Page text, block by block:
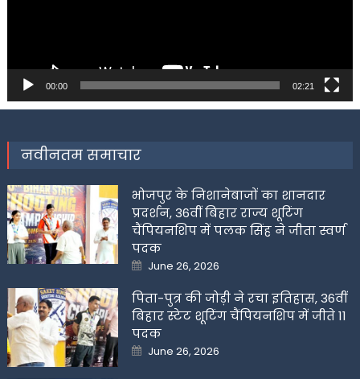
00:00 02:21
नवीनतम समाचार
भोजपुर के निशानेबाजों का शानदार
प्रदर्शन, 36वीं बिहार राज्य शूटिंग
चैंपियनशिप में पलक सिंह ने जीता स्वर्ण
पदक
Posted
on
June 26, 2026
पिता-पुत्र की जोड़ी ने रचा इतिहास, 36वीं
बिहार स्टेट शूटिंग चैंपियनशिप में जीते 11
पदक
Posted
on
June 26, 2026